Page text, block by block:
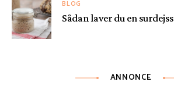
BLOG
Sådan laver du en
ANNONCE